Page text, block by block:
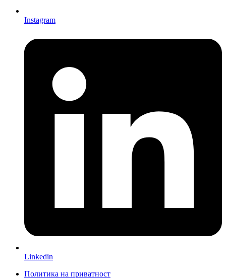
Instagram
Linkedin
Политика на приватност